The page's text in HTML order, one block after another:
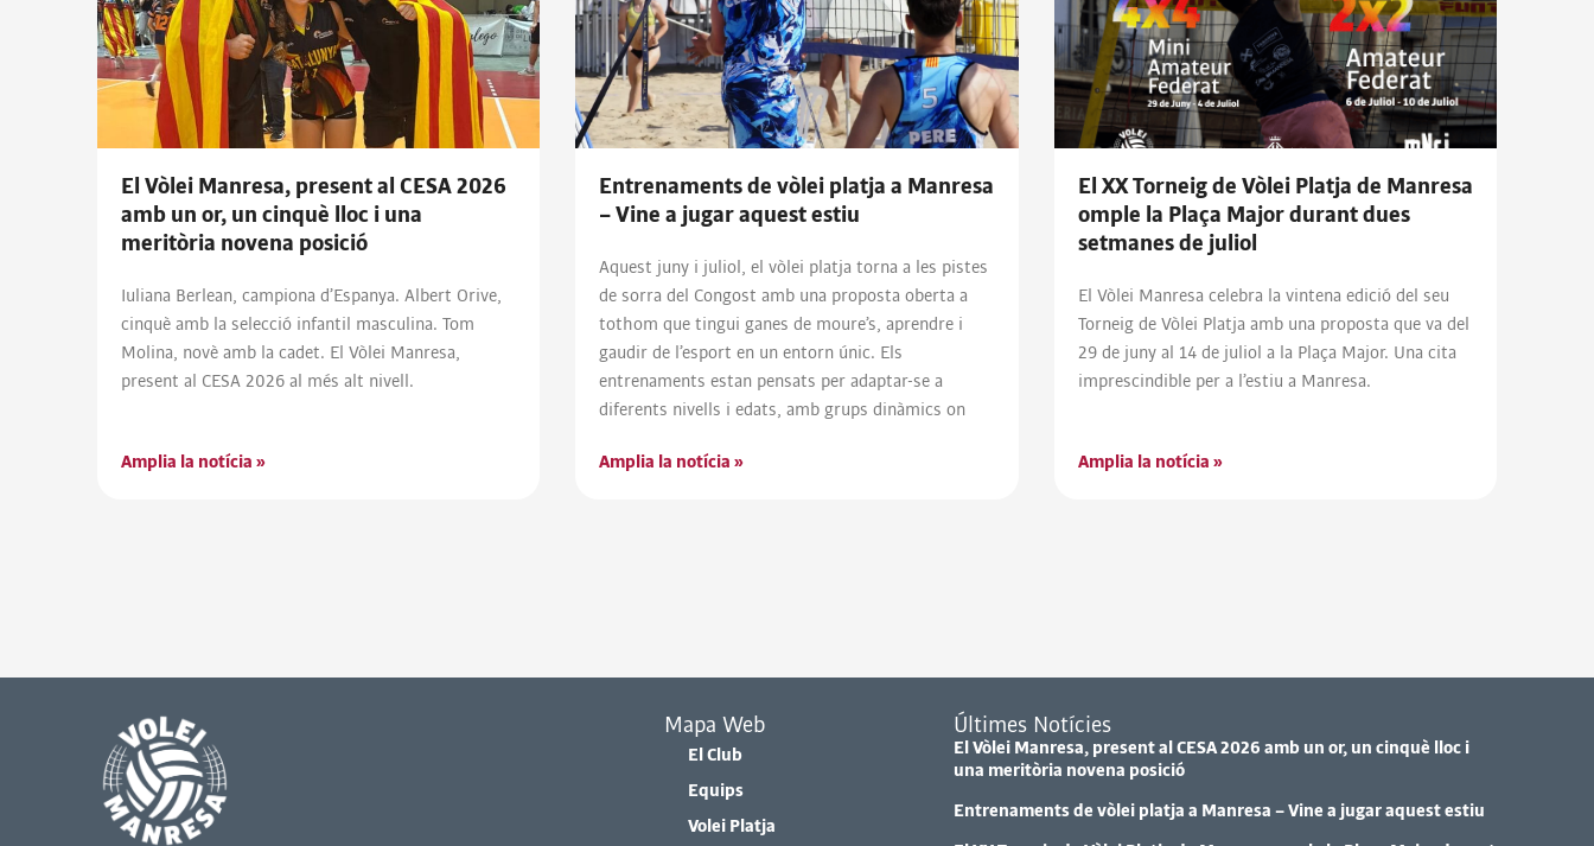
El Vòlei Manresa, present al CESA 2026
amb un or, un cinquè lloc i una
meritòria novena posició
Iuliana Berlean, campiona d’Espanya. Albert Orive,
cinquè amb la selecció infantil masculina. Tom
Molina, novè amb la cadet. El Vòlei Manresa,
present al CESA 2026 al més alt nivell.
Amplia la notícia »
Entrenaments de vòlei platja a Manresa
– Vine a jugar aquest estiu
Aquest juny i juliol, el vòlei platja torna a les pistes
de sorra del Congost amb una proposta oberta a
tothom que tingui ganes de moure’s, aprendre i
gaudir de l’esport en un entorn únic. Els
entrenaments estan pensats per adaptar-se a
diferents nivells i edats, amb grups dinàmics on
Amplia la notícia »
El XX Torneig de Vòlei Platja de Manresa
omple la Plaça Major durant dues
setmanes de juliol
El Vòlei Manresa celebra la vintena edició del seu
Torneig de Vòlei Platja amb una proposta que va del
29 de juny al 14 de juliol a la Plaça Major. Una cita
imprescindible per a l’estiu a Manresa.
Amplia la notícia »
Mapa Web
El Club
Equips
Volei Platja
Últimes Notícies
El Vòlei Manresa, present al CESA 2026 amb un or, un cinquè lloc i
una meritòria novena posició
Entrenaments de vòlei platja a Manresa – Vine a jugar aquest estiu